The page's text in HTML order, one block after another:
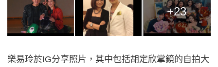
+23
樂易玲於IG分享照片，其中包括胡定欣掌鏡的自拍大